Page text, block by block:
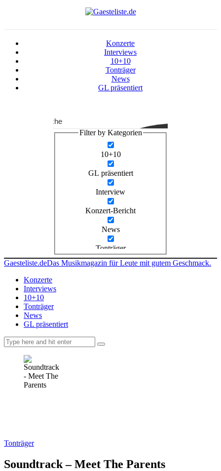
Konzerte
Interviews
10+10
Tonträger
News
GL präsentiert
Suche
Filter by Kategorien
10+10
GL präsentiert
Interview
Konzert-Bericht
News
Tonträger
Gaesteliste.deDas Musikmagazin für Leute mit gutem Geschmack.
Konzerte
Interviews
10+10
Tonträger
News
GL präsentiert
Tonträger
Soundtrack – Meet The Parents